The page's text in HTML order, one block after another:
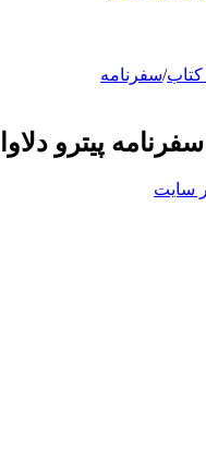
کتاب/سفرنامه
پیترو
سایت